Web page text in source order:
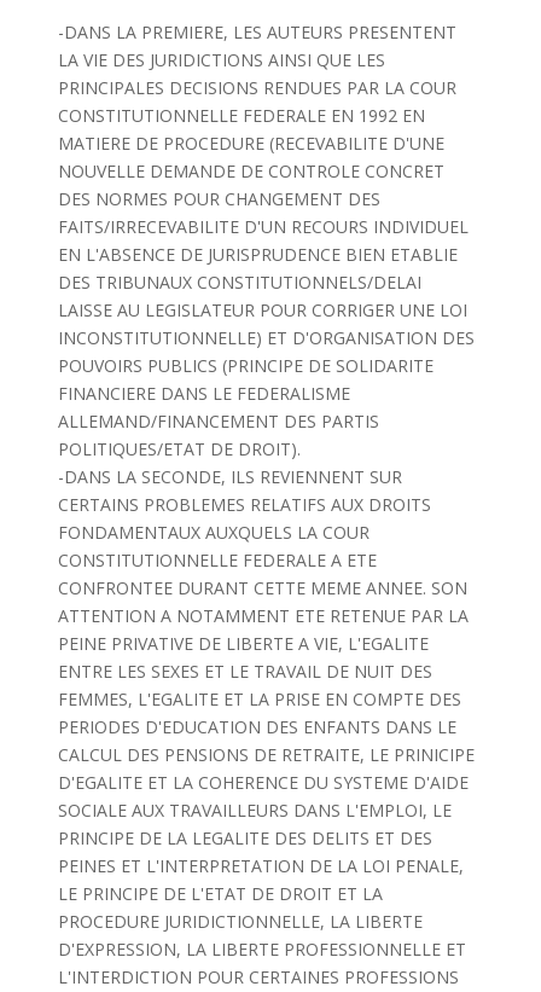
-DANS LA PREMIERE, LES AUTEURS PRESENTENT
LA VIE DES JURIDICTIONS AINSI QUE LES
PRINCIPALES DECISIONS RENDUES PAR LA COUR
CONSTITUTIONNELLE FEDERALE EN 1992 EN
MATIERE DE PROCEDURE (RECEVABILITE D'UNE
NOUVELLE DEMANDE DE CONTROLE CONCRET
DES NORMES POUR CHANGEMENT DES
FAITS/IRRECEVABILITE D'UN RECOURS INDIVIDUEL
EN L'ABSENCE DE JURISPRUDENCE BIEN ETABLIE
DES TRIBUNAUX CONSTITUTIONNELS/DELAI
LAISSE AU LEGISLATEUR POUR CORRIGER UNE LOI
INCONSTITUTIONNELLE) ET D'ORGANISATION DES
POUVOIRS PUBLICS (PRINCIPE DE SOLIDARITE
FINANCIERE DANS LE FEDERALISME
ALLEMAND/FINANCEMENT DES PARTIS
POLITIQUES/ETAT DE DROIT).
-DANS LA SECONDE, ILS REVIENNENT SUR
CERTAINS PROBLEMES RELATIFS AUX DROITS
FONDAMENTAUX AUXQUELS LA COUR
CONSTITUTIONNELLE FEDERALE A ETE
CONFRONTEE DURANT CETTE MEME ANNEE. SON
ATTENTION A NOTAMMENT ETE RETENUE PAR LA
PEINE PRIVATIVE DE LIBERTE A VIE, L'EGALITE
ENTRE LES SEXES ET LE TRAVAIL DE NUIT DES
FEMMES, L'EGALITE ET LA PRISE EN COMPTE DES
PERIODES D'EDUCATION DES ENFANTS DANS LE
CALCUL DES PENSIONS DE RETRAITE, LE PRINICIPE
D'EGALITE ET LA COHERENCE DU SYSTEME D'AIDE
SOCIALE AUX TRAVAILLEURS DANS L'EMPLOI, LE
PRINCIPE DE LA LEGALITE DES DELITS ET DES
PEINES ET L'INTERPRETATION DE LA LOI PENALE,
LE PRINCIPE DE L'ETAT DE DROIT ET LA
PROCEDURE JURIDICTIONNELLE, LA LIBERTE
D'EXPRESSION, LA LIBERTE PROFESSIONNELLE ET
L'INTERDICTION POUR CERTAINES PROFESSIONS